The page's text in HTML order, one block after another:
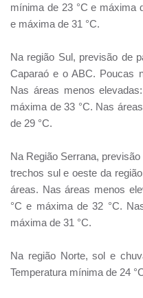
mínima de 23 °C e máxima
e máxima de 31 °C.
Na região Sul, previsão de
Caparaó e o ABC. Poucas
Nas áreas menos
máxima de 33 °C. Nas
de 29 °C.
Na Região Serrana,
trechos sul e oeste da
áreas. Nas áreas menos
°C e máxima de 32 °C.
máxima de 31 °C.
Na região Norte, sol e
Temperatura mínima de 24